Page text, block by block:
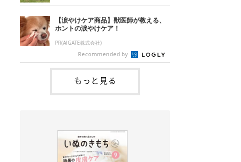
をするとよい
先生に伺いました。犬が急に走り回るのは
ラリー犬が突然走り回る行動は、必ずしも
珍しいものではないと考えられています。
体にたまったエ
は、犬が寝てばかりいるときに対処が必要
かを見極める方法はあるのでしょうか？
「犬の活動量が夏に減る理由と対策」につ
いて、いぬのきもち獣医師相談室の山口み
き先生に話を聞きました。Q. 夏に犬の活
動量が減る理由は？ いぬのきもち投稿写
真ギャラリーーー夏に愛犬の活動量が減る
と感じる飼い主さんもいるようです。理由
としてどのようなこ
の様子を確認する…そんな場面に心当たり
はありませんか？ 何度もチラチラ見られ
ると、「何か気になることがあるの？」
「ちゃんと歩けているかな」と不安になる
ことがあるかもしれません。愛犬が歩きな
がら飼い主さんを振り返るしぐさには、ど
んな気持ちが隠れているのでしょうか。今
回は、犬が散歩中に飼い主さんを確認する
理由や注意すべきサインの見極めかた、対
応のポイントなどについて、いぬのきもち
獣医師相談室の原 駿太朗先生に伺いまし
【涙やけケア商品】獣医師が教える、
ホントの涙やけケア！
PR(AIGATE株式会社)
Recommended by
もっと見る